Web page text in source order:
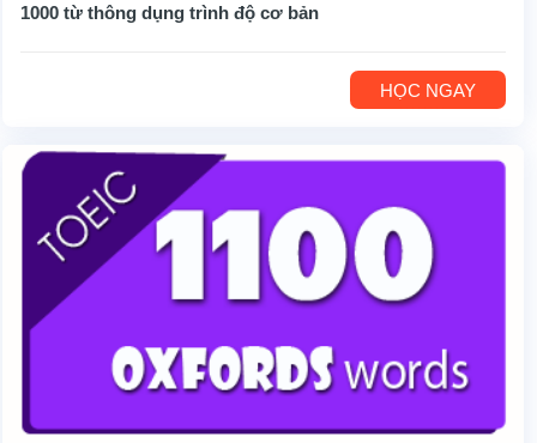
1000 từ thông dụng trình độ cơ bản
HỌC NGAY